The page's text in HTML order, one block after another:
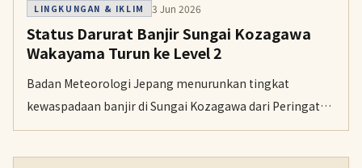
LINGKUNGAN & IKLIM 3 Jun 2026
Status Darurat Banjir Sungai Kozagawa
Wakayama Turun ke Level 2
Badan Meteorologi Jepang menurunkan tingkat
kewaspadaan banjir di Sungai Kozagawa dari Peringatan
Darurat Level 5 menjadi Level 2.